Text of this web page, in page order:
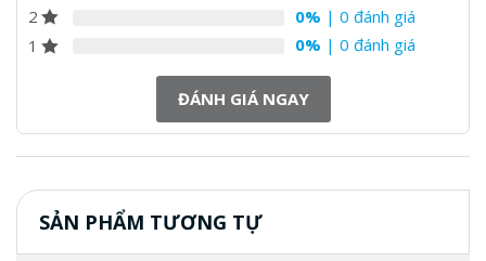
2
0% | 0 đánh giá
1
0% | 0 đánh giá
ĐÁNH GIÁ NGAY
SẢN PHẨM TƯƠNG TỰ